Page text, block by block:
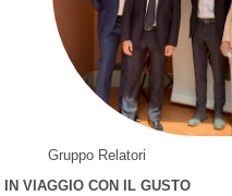
Gruppo Relatori
IN VIAGGIO CON IL GUSTO